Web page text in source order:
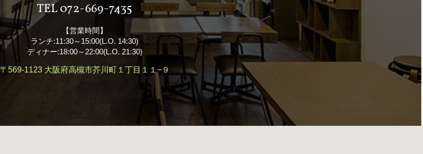
TEL 072-669-7435
【営業時間】
ランチ:11:30～15:00(L.O. 14:30)
ディナー:18:00～22:00(L.O. 21:30)
〒569-1123 大阪府高槻市芥川町１丁目１１−９